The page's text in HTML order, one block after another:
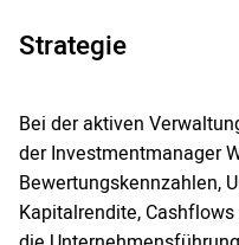
Strategie
Bei der aktiven
der Investmentmanager
Bewertungskennzahlen,
Kapitalrendite,